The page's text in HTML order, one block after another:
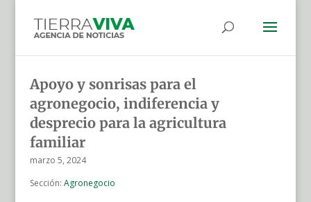
Apoyo y sonrisas para el
agronegocio, indiferencia y
desprecio para la agricultura
familiar
marzo 5, 2024
Sección: Agronegocio